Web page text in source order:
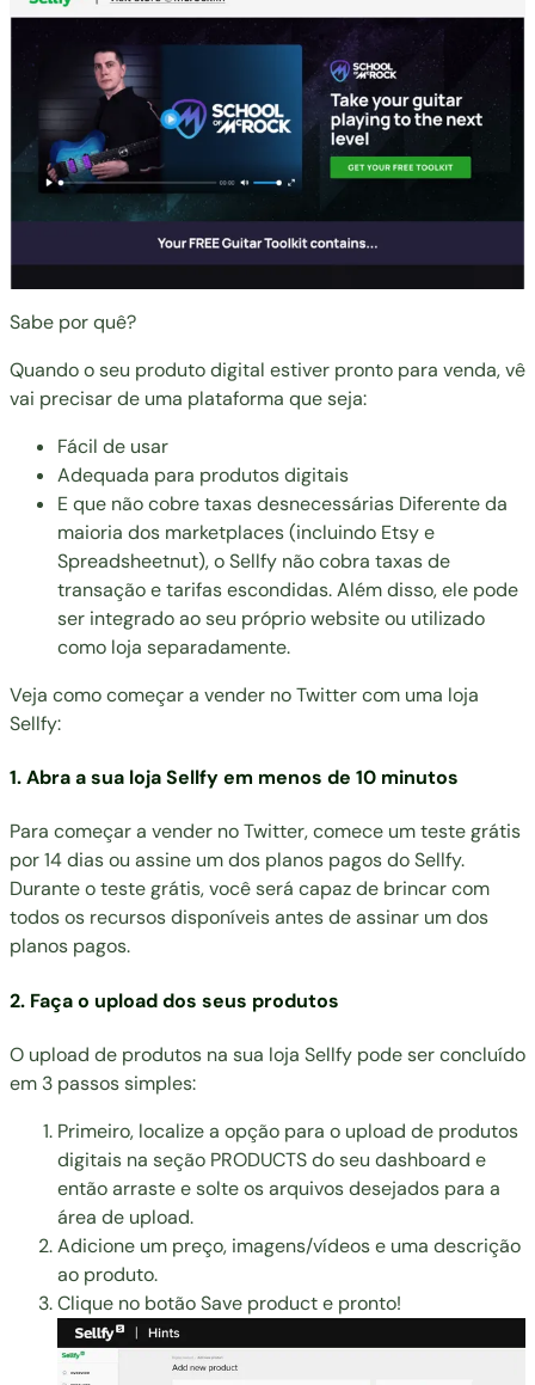
Sabe por quê?
Quando o seu produto digital estiver pronto para venda, vê
vai precisar de uma plataforma que seja:
Fácil de usar
Adequada para produtos digitais
E que não cobre taxas desnecessárias Diferente da
maioria dos marketplaces (incluindo Etsy e
Spreadsheetnut), o Sellfy não cobra taxas de
transação e tarifas escondidas. Além disso, ele pode
ser integrado ao seu próprio website ou utilizado
como loja separadamente.
Veja como começar a vender no Twitter com uma loja
Sellfy:
1. Abra a sua loja Sellfy em menos de 10 minutos
Para começar a vender no Twitter, comece um teste grátis
por 14 dias ou assine um dos planos pagos do Sellfy.
Durante o teste grátis, você será capaz de brincar com
todos os recursos disponíveis antes de assinar um dos
planos pagos.
2. Faça o upload dos seus produtos
O upload de produtos na sua loja Sellfy pode ser concluído
em 3 passos simples:
Primeiro, localize a opção para o upload de produtos
digitais na seção PRODUCTS do seu dashboard e
então arraste e solte os arquivos desejados para a
área de upload.
Adicione um preço, imagens/vídeos e uma descrição
ao produto.
Clique no botão Save product e pronto!